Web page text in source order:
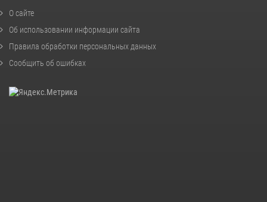
О сайте
Об использовании информации сайта
Правила обработки персональных данных
Сообщить об ошибках